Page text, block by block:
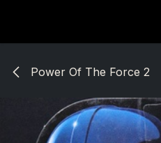
Power Of The Force 2